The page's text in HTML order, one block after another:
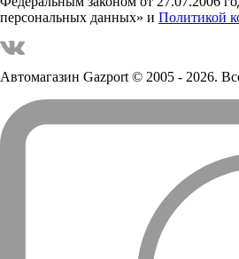
персональных данных» и Политикой
Автомагазин Gazport© 2005 - 2026.